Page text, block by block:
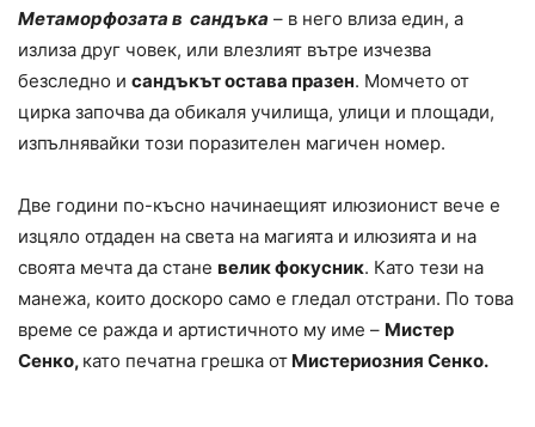
Метаморфозата в сандъка – в него влиза един, а
излиза друг човек, или влезлият вътре изчезва
безследно и сандъкът остава празен. Момчето от
цирка започва да обикаля училища, улици и площади,
изпълнявайки този поразителен магичен номер.
Две години по-късно начинаещият илюзионист вече е
изцяло отдаден на света на магията и илюзията и на
своята мечта да стане велик фокусник. Като тези на
манежа, които доскоро само е гледал отстрани. По това
време се ражда и артистичното му име – Мистер
Сенко, като печатна грешка от Мистериозния Сенко.